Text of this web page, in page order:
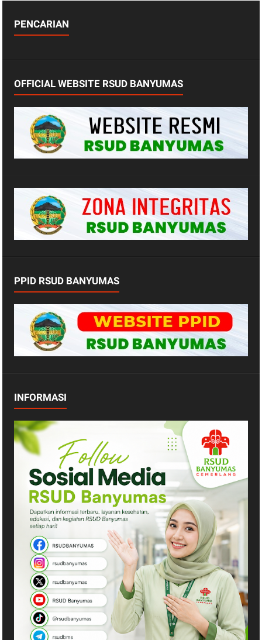
PENCARIAN
OFFICIAL WEBSITE RSUD BANYUMAS
PPID RSUD BANYUMAS
INFORMASI